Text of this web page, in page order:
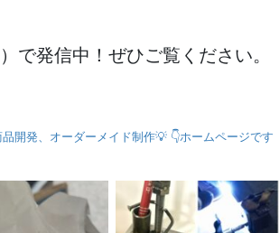
で発信中！ぜひご覧ください。
品開発、オーダーメイド制作💡 👇ホームページです